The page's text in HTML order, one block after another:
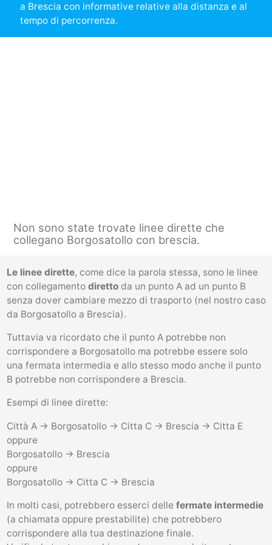
a Brescia con informative relative alla distanza e al
tempo di percorrenza.
Non sono state trovate linee dirette che
collegano Borgosatollo con brescia.
Le linee dirette, come dice la parola stessa, sono le linee
con collegamento direttoda un punto A ad un punto B
senza dover cambiare mezzo di trasporto (nel nostro caso
da Borgosatollo a Brescia).
Tuttavia va ricordato che il punto A potrebbe non
corrispondere a Borgosatollo ma potrebbe essere solo
una fermata intermedia e allo stesso modo anche il punto
B potrebbe non corrispondere a Brescia.
Esempi di linee dirette:
Città A -> Borgosatollo -> Citta C -> Brescia -> Citta E
oppure
Borgosatollo -> Brescia
oppure
Borgosatollo -> Citta C -> Brescia
In molti casi, potrebbero esserci delle fermate intermedie
(a chiamata oppure prestabilite) che potrebbero
corrispondere alla tua destinazione finale.